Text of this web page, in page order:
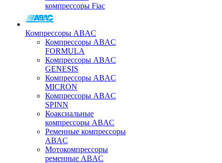
компрессоры Fiac
Компрессоры ABAC
Компрессоры ABAC
FORMULA
Компрессоры ABAC
GENESIS
Компрессоры ABAC
MICRON
Компрессоры ABAC
SPINN
Коаксиальные
компрессоры ABAC
Ременные компрессоры
ABAC
Мотокомпрессоры
ременные ABAC